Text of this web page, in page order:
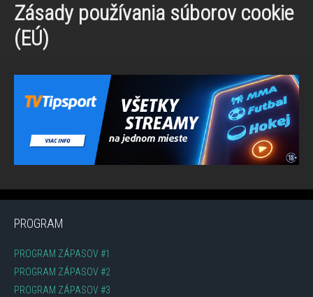
Zásady používania súborov cookie
(EÚ)
PROGRAM
PROGRAM ZÁPASOV #1
PROGRAM ZÁPASOV #2
PROGRAM ZÁPASOV #3